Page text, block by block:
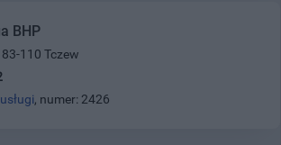
BHP
110 Tczew
, numer: 2426